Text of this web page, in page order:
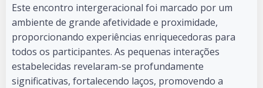
Este encontro intergeracional foi marcado por um
ambiente de grande afetividade e proximidade,
proporcionando experiências enriquecedoras para
todos os participantes. As pequenas interações
estabelecidas revelaram-se profundamente
significativas, fortalecendo laços, promovendo a